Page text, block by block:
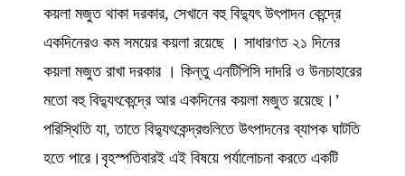
কয়লা মজুত থাকা দরকার, সেখানে বহু বিদ্যুৎ উৎপাদন কেন্দ্রে
একদিনেরও কম সময়ের কয়লা রয়েছে । সাধারণত ২১ দিনের
কয়লা মজুত রাখা দরকার । কিন্তু এনটিপিসি দাদরি ও উনচাহারের
মতো বহু বিদ্যুৎকেন্দ্রে আর একদিনের কয়লা মজুত রয়েছে।’
পরিস্থিতি যা, তাতে বিদ্যুৎকেন্দ্রগুলিতে উৎপাদনের ব্যাপক ঘাটতি
হতে পারে।বৃহস্পতিবারই এই বিষয়ে পর্যালোচনা করতে একটি